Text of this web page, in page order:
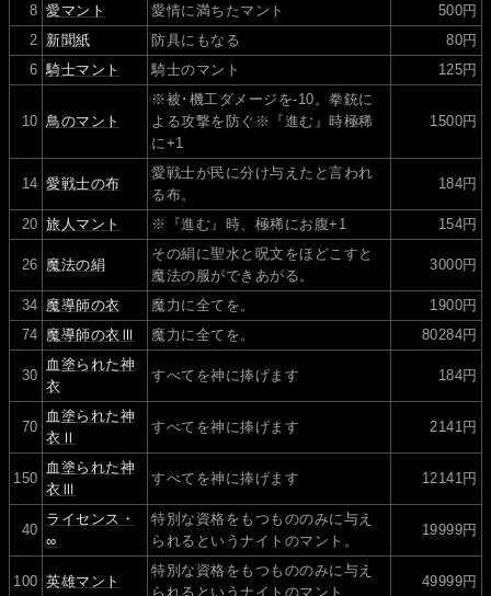
8 愛マント 愛情に満ちたマント
500円
2 新聞紙 防具にもなる
80円
6 騎士マント 騎士のマント 125円
10 鳥のマント
※被･機工ダメージを-10。拳銃に
よる攻撃を防ぐ※『進む』時極稀
に+1
1500円
14 愛戦士の布
愛戦士が民に分け与えたと言われ
る布。
184円
20 旅人マント ※『進む』時、極稀にお腹+1 154円
26 魔法の絹
その絹に聖水と呪文をほどこすと
魔法の服ができあがる。
3000円
34 魔導師の衣 魔力に全てを。
1900円
74 魔導師の衣Ⅲ 魔力に全てを。 80284円
30
血塗られた神
衣
すべてを神に捧げます 184円
70
血塗られた神
衣Ⅱ
すべてを神に捧げます 2141円
150
血塗られた神
衣Ⅲ
すべてを神に捧げます 12141円
40
ライセンス・
∞
特別な資格をもつもののみに与え
られるというナイトのマント。
19999円
100 英雄マント
特別な資格をもつもののみに与え
られるというナイトのマント
49999円